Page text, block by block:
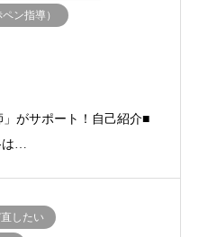
ン指導）
がサポート！自己紹介■
は…
したい